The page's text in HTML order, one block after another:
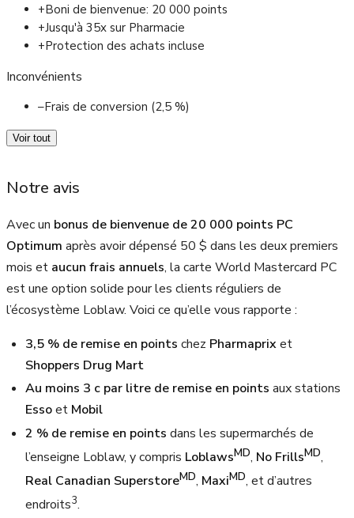
+Boni de bienvenue: 20 000 points
+Jusqu'à 35x sur Pharmacie
+Protection des achats incluse
Inconvénients
–Frais de conversion (2,5 %)
Voir tout
Notre avis
Avec un bonus de bienvenue de 20 000 points PC
Optimum après avoir dépensé 50 $ dans les deux premiers
mois et aucun frais annuels, la carte World Mastercard PC
est une option solide pour les clients réguliers de
l’écosystème Loblaw. Voici ce qu’elle vous rapporte :
3,5 % de remise en points chez Pharmaprixet
Shoppers Drug Mart
Au moins 3 c par litre de remise en points aux stations
Essoet Mobil
2 % de remise en points dans les supermarchés de
l’enseigne Loblaw, y compris LoblawsMD, No FrillsMD,
Real Canadian SuperstoreMD, MaxiMD, et d’autres
endroits3.